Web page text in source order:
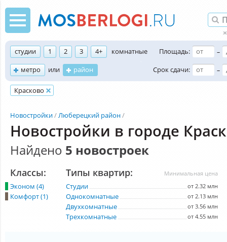
студии 1 2 3 4+
комнатные
метро
или район
Площадь:
–
Срок сдачи:
–
Красково
Новостройки Люберецкий район
Новостройки в городе
Найдено 5 новостроек
Классы:
Эконом (4)
Комфорт (1)
Минимальная цена
Типы квартир:
Студии от 2.32 млн
Однокомнатные от 2.13 млн
Двухкомнатные от 3.56 млн
Трехкомнатные от 4.55 млн